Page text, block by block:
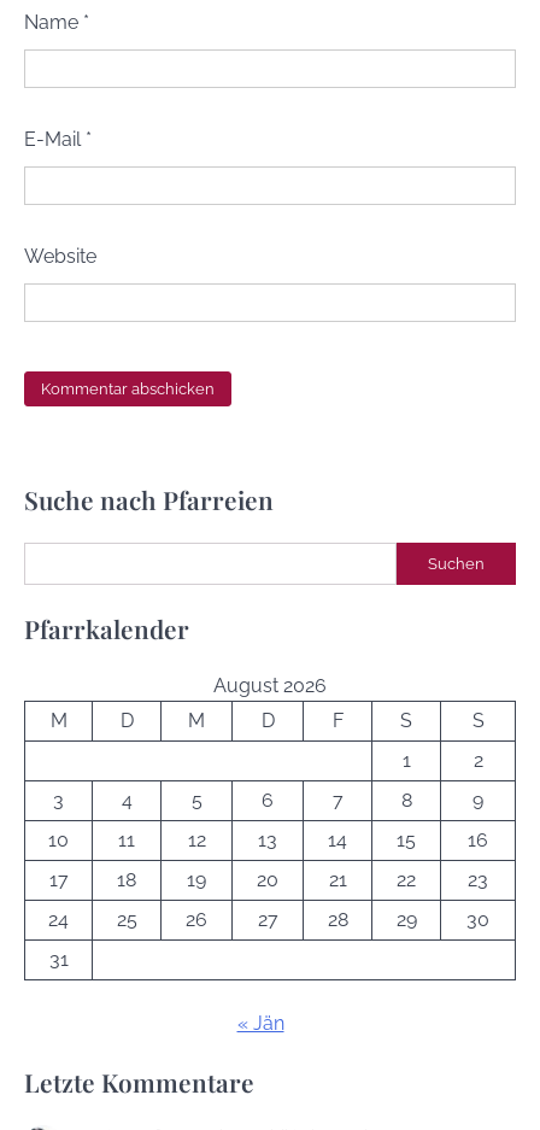
Name *
E-Mail *
Website
Suche nach Pfarreien
Suchen
Pfarrkalender
August 2026
M
D M D F S
S
1
2
3
4 5 6 7 8
9
10
11 12 13 14 15
16
17
18 19 20 21 22
23
24
25 26 27 28 29
30
31
« Jän
Letzte Kommentare